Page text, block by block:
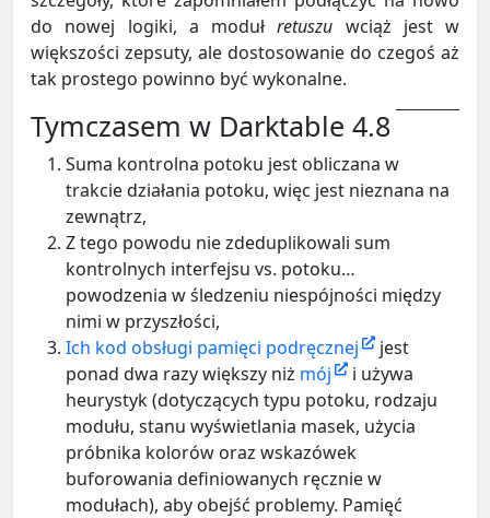
do nowej logiki, a modułretuszu wciąż jest w
większości zepsuty, ale dostosowanie do czegoś aż
tak prostego powinno być wykonalne.
Tymczasem w Darktable 4.8
Suma kontrolna potoku jest obliczana w
trakcie działania potoku, więc jest nieznana na
zewnątrz,
Z tego powodu nie zdeduplikowali sum
kontrolnych interfejsu vs. potoku…
powodzenia w śledzeniu niespójności między
nimi w przyszłości,
Ich kod obsługi pamięci podręcznej
jest
ponad dwa razy większy niż mój
i używa
heurystyk (dotyczących typu potoku, rodzaju
modułu, stanu wyświetlania masek, użycia
próbnika kolorów oraz wskazówek
buforowania definiowanych ręcznie w
modułach), aby obejść problemy. Pamięć